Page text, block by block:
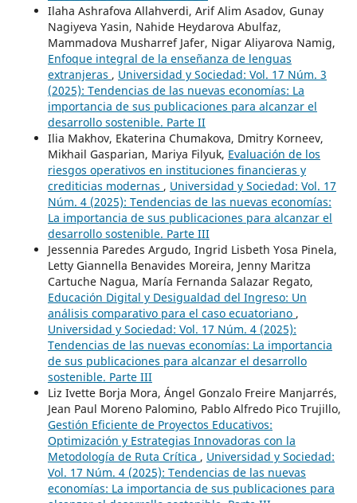
Ilaha Ashrafova Allahverdi, Arif Alim Asadov, Gunay
Nagiyeva Yasin, Nahide Heydarova Abulfaz,
Mammadova Musharref Jafer, Nigar Aliyarova Namig,
Enfoque integral de la enseñanza de lenguas
extranjeras , Universidad y Sociedad: Vol. 17 Núm. 3
(2025): Tendencias de las nuevas economías: La
importancia de sus publicaciones para alcanzar el
desarrollo sostenible. Parte II
Ilia Makhov, Ekaterina Chumakova, Dmitry Korneev,
Mikhail Gasparian, Mariya Filyuk, Evaluación de los
riesgos operativos en instituciones financieras y
crediticias modernas , Universidad y Sociedad: Vol. 17
Núm. 4 (2025): Tendencias de las nuevas economías:
La importancia de sus publicaciones para alcanzar el
desarrollo sostenible. Parte III
Jessennia Paredes Argudo, Ingrid Lisbeth Yosa Pinela,
Letty Giannella Benavides Moreira, Jenny Maritza
Cartuche Nagua, María Fernanda Salazar Regato,
Educación Digital y Desigualdad del Ingreso: Un
análisis comparativo para el caso ecuatoriano ,
Universidad y Sociedad: Vol. 17 Núm. 4 (2025):
Tendencias de las nuevas economías: La importancia
de sus publicaciones para alcanzar el desarrollo
sostenible. Parte III
Liz Ivette Borja Mora, Ángel Gonzalo Freire Manjarrés,
Jean Paul Moreno Palomino, Pablo Alfredo Pico Trujillo,
Gestión Eficiente de Proyectos Educativos:
Optimización y Estrategias Innovadoras con la
Metodología de Ruta Crítica , Universidad y Sociedad:
Vol. 17 Núm. 4 (2025): Tendencias de las nuevas
economías: La importancia de sus publicaciones para